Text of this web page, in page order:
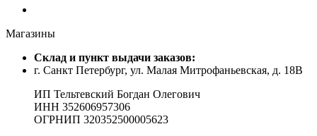
Магазины
Cклад и пункт выдачи заказов:
г. Санкт Петербург, ул. Малая Митрофаньевская, д. 18В
ИП Тельтевский Богдан Олегович
ИНН 352606957306
ОГРНИП 320352500005623